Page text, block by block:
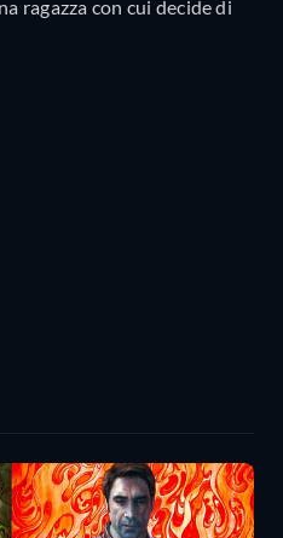
ragazza con cui decide di